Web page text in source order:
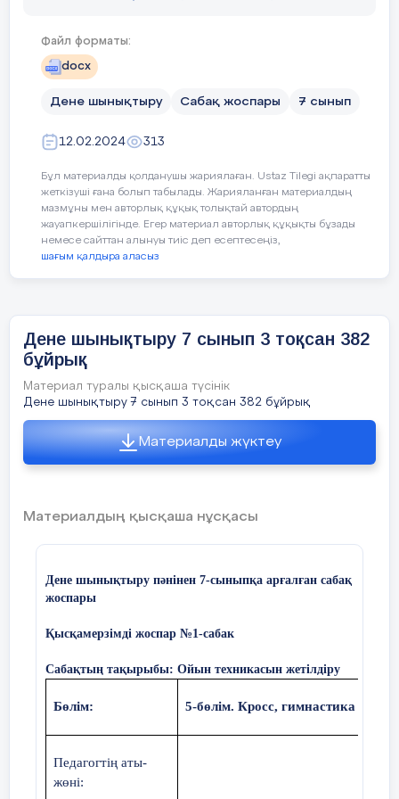
№472 бұйрығы бойынша жасалған
ҚМЖ келесі бетте
Бұл ҚМЖ ust.kz сайтында
жасалынған. «USTAZ tilegi» ғылыми-
келген пән, кез-келген сынып
бойынша ҚМЖ және презентацияны
арқылы өтіңіз.
Файл форматы:
docx
Дене шынықтыру Сабақ жоспары 7 сынып
12.02.2024 313
Бұл материалды қолданушы жариялаған. Ustaz Tilegi ақпаратты
жеткізуші ғана болып табылады. Жарияланған материалдың
мазмұны мен авторлық құқық толықтай автордың
жауапкершілігінде. Егер материал авторлық құқықты бұзады
немесе сайттан алынуы тиіс деп есептесеңіз,
шағым қалдыра аласыз
Дене шынықтыру 7 сынып 3 тоқсан 382
бұйрық
Материал туралы қысқаша түсінік
Дене шынықтыру 7 сынып 3 тоқсан 382 бұйрық
Материалды жүктеу
Материалдың қысқаша нұсқасы
Дене шынықтыру пәнінен 7-сыныпқа арғалған сабақ
жоспары
Қысқамерзімді жоспар №1-сабак
Сабақтың тақырыбы: Ойын техникасын жетілдіру
Бөлім: 5-бөлім. Кросс, гимнастика
Педагогтің аты-
жөні: